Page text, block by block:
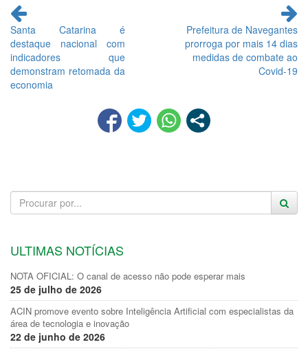
Continue
lendo
Santa Catarina é
destaque nacional com
indicadores que
demonstram retomada da
economia
Prefeitura de Navegantes
prorroga por mais 14 dias
medidas de combate ao
Covid-19
ULTIMAS NOTÍCIAS
NOTA OFICIAL: O canal de acesso não pode esperar mais
25 de julho de 2026
ACIN promove evento sobre Inteligência Artificial com especialistas da
área de tecnologia e inovação
22 de junho de 2026